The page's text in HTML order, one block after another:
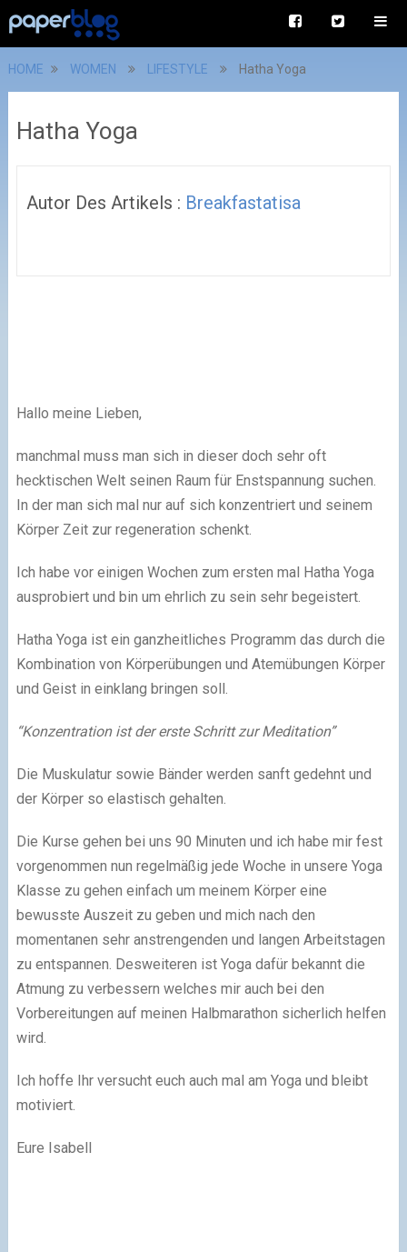
HOME WOMEN LIFESTYLE Hatha Yoga
Hatha Yoga
Autor Des Artikels : Breakfastatisa
Hallo meine Lieben,
manchmal muss man sich in dieser doch sehr oft
hecktischen Welt seinen Raum für Enstspannung suchen.
In der man sich mal nur auf sich konzentriert und seinem
Körper Zeit zur regeneration schenkt.
Ich habe vor einigen Wochen zum ersten mal Hatha Yoga
ausprobiert und bin um ehrlich zu sein sehr begeistert.
Hatha Yoga ist ein ganzheitliches Programm das durch die
Kombination von Körperübungen und Atemübungen Körper
und Geist in einklang bringen soll.
“Konzentration ist der erste Schritt zur Meditation”
Die Muskulatur sowie Bänder werden sanft gedehnt und
der Körper so elastisch gehalten.
Die Kurse gehen bei uns 90 Minuten und ich habe mir fest
vorgenommen nun regelmäßig jede Woche in unsere Yoga
Klasse zu gehen einfach um meinem Körper eine
bewusste Auszeit zu geben und mich nach den
momentanen sehr anstrengenden und langen Arbeitstagen
zu entspannen. Desweiteren ist Yoga dafür bekannt die
Atmung zu verbessern welches mir auch bei den
Vorbereitungen auf meinen Halbmarathon sicherlich helfen
wird.
Ich hoffe Ihr versucht euch auch mal am Yoga und bleibt
motiviert.
Eure Isabell